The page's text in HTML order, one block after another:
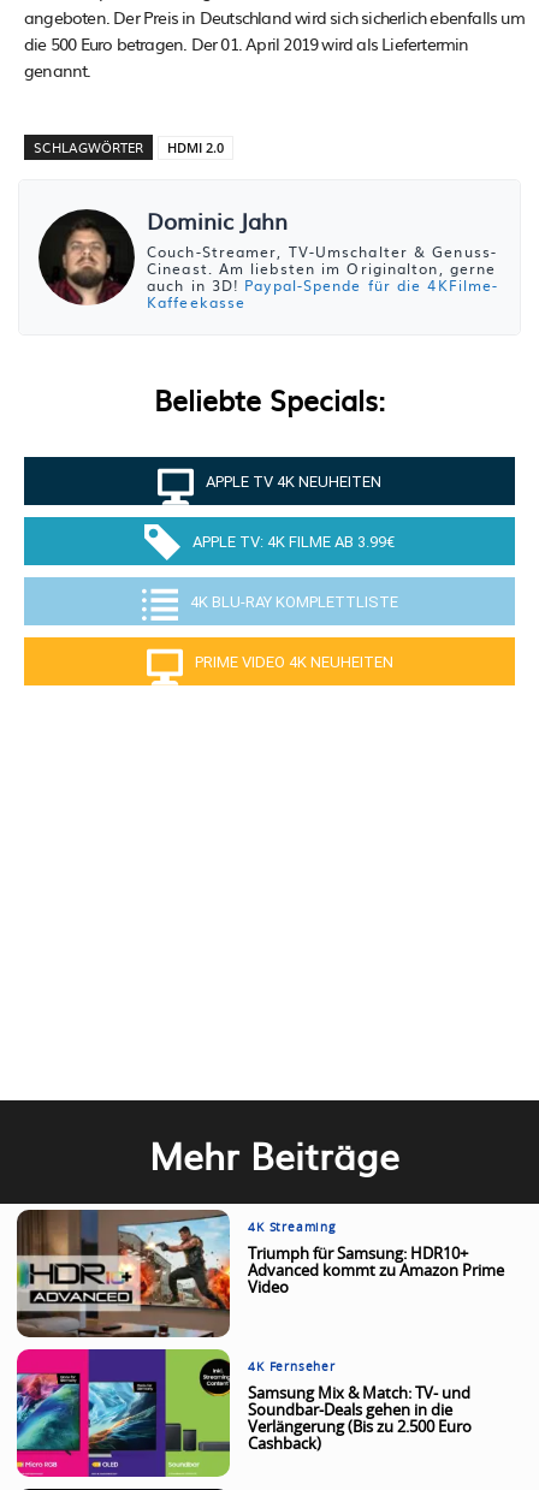
angeboten. Der Preis in Deutschland wird sich sicherlich ebenfalls um
die 500 Euro betragen. Der 01. April 2019 wird als Liefertermin
genannt.
SCHLAGWÖRTER HDMI 2.0
Dominic Jahn
Couch-Streamer, TV-Umschalter & Genuss-
Cineast. Am liebsten im Originalton, gerne
auch in 3D! Paypal-Spende für die 4KFilme-
Kaffeekasse
Beliebte Specials:
APPLE TV 4K NEUHEITEN
APPLE TV: 4K FILME AB 3.99€
4K BLU-RAY KOMPLETTLISTE
PRIME VIDEO 4K NEUHEITEN
Mehr Beiträge
4K Streaming
Triumph für Samsung: HDR10+
Advanced kommt zu Amazon Prime
Video
4K Fernseher
Samsung Mix & Match: TV- und
Soundbar-Deals gehen in die
Verlängerung (Bis zu 2.500 Euro
Cashback)